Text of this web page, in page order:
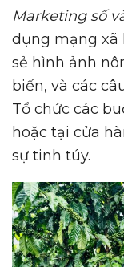
Marketing số
dụng mạng xã
sẻ hình ảnh
biến, và các
Tổ chức các
hoặc tại cửa
sự tinh túy.